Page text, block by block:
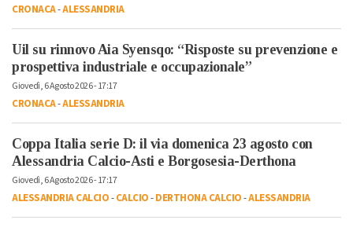
CRONACA-ALESSANDRIA
Uil su rinnovo Aia Syensqo: “Risposte su prevenzione e
prospettiva industriale e occupazionale”
Giovedì, 6 Agosto 2026 - 17:17
CRONACA-ALESSANDRIA
Coppa Italia serie D: il via domenica 23 agosto con
Alessandria Calcio-Asti e Borgosesia-Derthona
Giovedì, 6 Agosto 2026 - 17:17
ALESSANDRIA CALCIO-CALCIO-DERTHONA CALCIO-ALESSANDRIA